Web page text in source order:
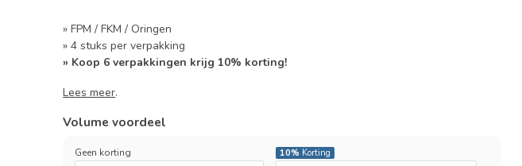
» FPM / FKM / Oringen
» 4 stuks per verpakking
» Koop 6 verpakkingen krijg 10% korting!
Lees meer.
Volume voordeel
Geen korting 10% Korting